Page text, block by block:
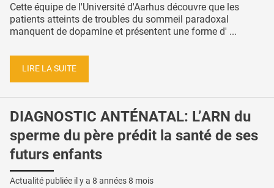
Cette équipe de l'Université d'Aarhus découvre que les
patients atteints de troubles du sommeil paradoxal
manquent de dopamine et présentent une forme d' ...
LIRE LA SUITE
DIAGNOSTIC ANTÉNATAL: L’ARN du
sperme du père prédit la santé de ses
futurs enfants
Actualité publiée il y a 8 années 8 mois